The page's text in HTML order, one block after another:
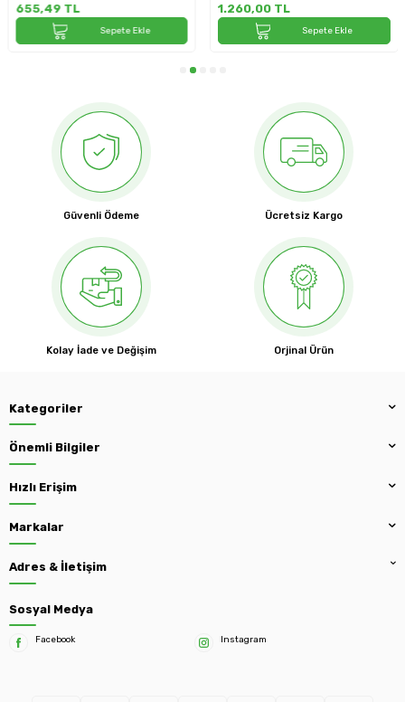
655,49 TL
Sepete Ekle
1.260,00TL
Sepete Ekle
Güvenli Ödeme Ücretsiz Kargo
Kolay İade ve Değişim Orjinal Ürün
Kategoriler
Önemli Bilgiler
Hızlı Erişim
Markalar
Adres & İletişim
Sosyal Medya
Facebook Instagram